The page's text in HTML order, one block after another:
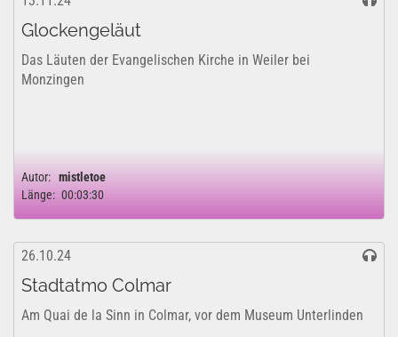
Glockengeläut
Das Läuten der Evangelischen Kirche in Weiler bei
Monzingen
Autor: mistletoe
Länge: 00:03:30
26.10.24
Stadtatmo Colmar
Am Quai de la Sinn in Colmar, vor dem Museum Unterlinden